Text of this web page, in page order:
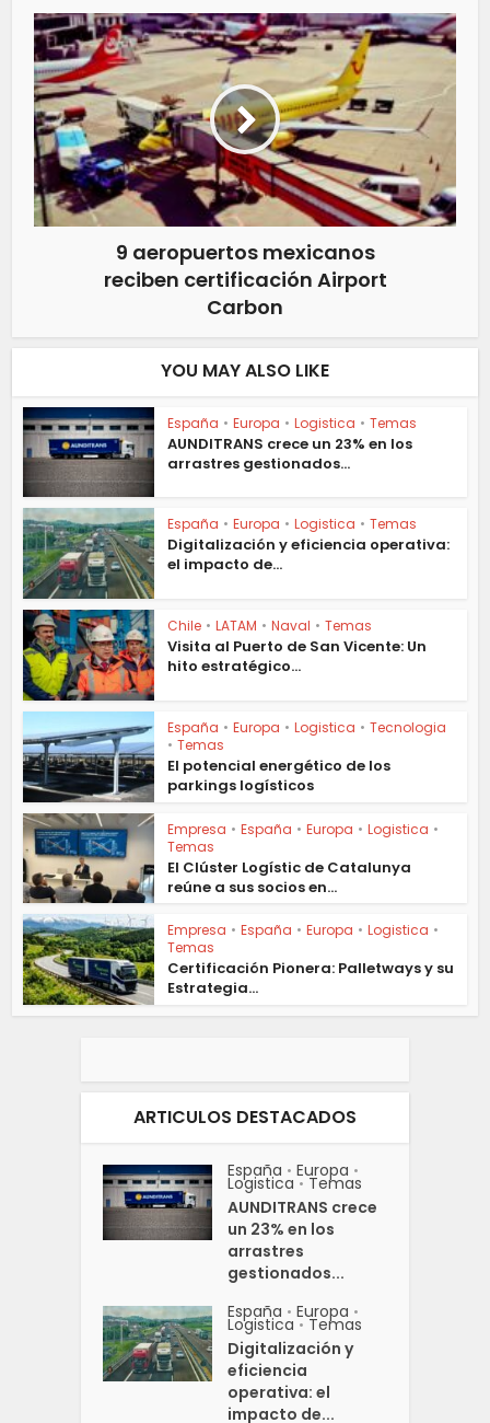
9 aeropuertos mexicanos
reciben certificación Airport
Carbon
YOU MAY ALSO LIKE
España • Europa • Logistica • Temas
AUNDITRANS crece un 23% en los
arrastres gestionados...
España • Europa • Logistica • Temas
Digitalización y eficiencia operativa:
el impacto de...
Chile • LATAM • Naval • Temas
Visita al Puerto de San Vicente: Un
hito estratégico...
España • Europa • Logistica • Tecnologia
• Temas
El potencial energético de los
parkings logísticos
Empresa • España • Europa • Logistica •
Temas
El Clúster Logístic de Catalunya
reúne a sus socios en...
Empresa • España • Europa • Logistica •
Temas
Certificación Pionera: Palletways y su
Estrategia...
ARTICULOS DESTACADOS
España • Europa •
Logistica • Temas
AUNDITRANS crece
un 23% en los
arrastres
gestionados...
España • Europa •
Logistica • Temas
Digitalización y
eficiencia
operativa: el
impacto de...